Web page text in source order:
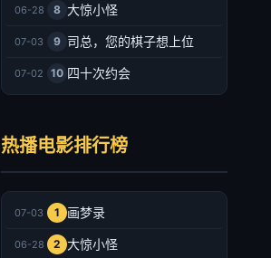
06-28 8 大惊小怪
07-03 9 司总，您的棋子想上位
07-02 10 四十次约会
热播电影排行榜
07-03 1 画梦录
06-28 2 大惊小怪